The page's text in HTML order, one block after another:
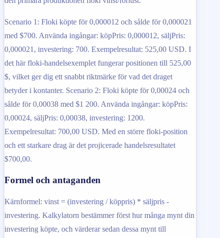
Scenario 1: Floki köpte för 0,000012 och sålde för 0,000021
med $700. Använda ingångar: köpPris: 0,000012, säljPris:
0,000021, investering: 700. Exempelresultat: 525,00 USD. I
det här floki-handelsexemplet fungerar positionen till 525,00
$, vilket ger dig ett snabbt riktmärke för vad det draget
betyder i kontanter. Scenario 2: Floki köpte för 0,00024 och
sålde för 0,00038 med $1 200. Använda ingångar: köpPris:
0,00024, säljPris: 0,00038, investering: 1200.
Exempelresultat: 700,00 USD. Med en större floki-position
och ett starkare drag är det projicerade handelsresultatet
$700,00.
Formel och antaganden
Kärnformel: vinst = (investering / köppris) * säljpris -
investering. Kalkylatorn bestämmer först hur många mynt din
investering köpte, och värderar sedan dessa mynt till